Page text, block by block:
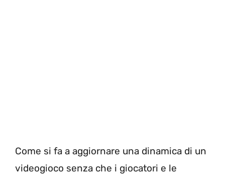
Come si fa a aggiornare una dinamica di un
videogioco senza che i giocatori e le